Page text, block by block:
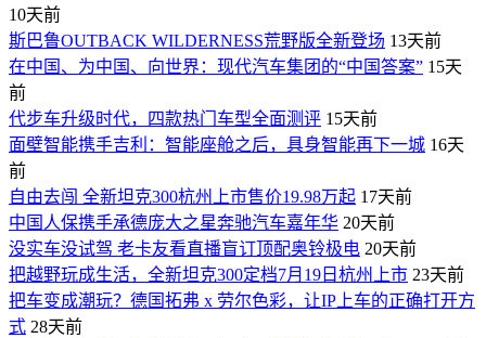
10天前
斯巴鲁OUTBACK WILDERNESS荒野版全新登场 13天前
在中国、为中国、向世界：现代汽车集团的“中国答案” 15天
前
代步车升级时代，四款热门车型全面测评 15天前
面壁智能携手吉利：智能座舱之后，具身智能再下一城 16天
前
自由去闯 全新坦克300杭州上市售价19.98万起 17天前
中国人保携手承德庞大之星奔驰汽车嘉年华 20天前
没实车没试驾 老卡友看直播盲订顶配奥铃极电 20天前
把越野玩成生活，全新坦克300定档7月19日杭州上市 23天前
​把车变成潮玩？德国拓弗 x 劳尔色彩，让IP上车的正确打开方
式 28天前